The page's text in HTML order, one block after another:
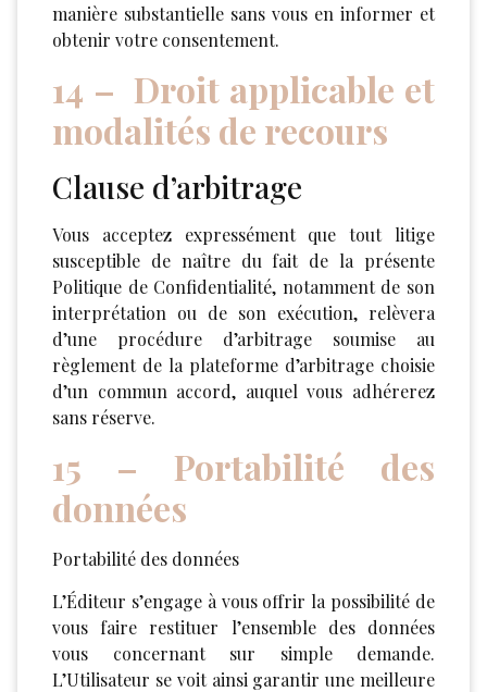
manière substantielle sans vous en informer et
obtenir votre consentement.
14 – Droit applicable et
modalités de recours
Clause d’arbitrage
Vous acceptez expressément que tout litige
susceptible de naître du fait de la présente
Politique de Confidentialité, notamment de son
interprétation ou de son exécution, relèvera
d’une procédure d’arbitrage soumise au
règlement de la plateforme d’arbitrage choisie
d’un commun accord, auquel vous adhérerez
sans réserve.
15 – Portabilité des
données
Portabilité des données
L’Éditeur s’engage à vous offrir la possibilité de
vous faire restituer l’ensemble des données
vous concernant sur simple demande.
L’Utilisateur se voit ainsi garantir une meilleure